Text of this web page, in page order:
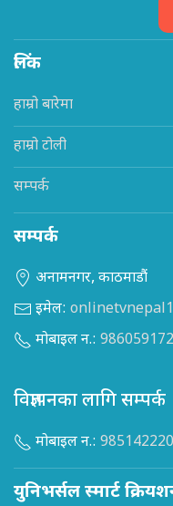
लिंक
हाम्रो बारेमा
हाम्रो टोली
सम्पर्क
सम्पर्क
अनामनगर, काठमाडौं
इमेल:
मोबाइल न.:
विज्ञापनका लागि सम्पर्क
मोबाइल न.:
युनिभर्सल स्मार्ट